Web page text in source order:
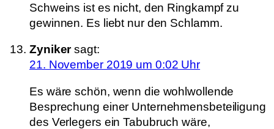
Schweins ist es nicht, den Ringkampf zu
gewinnen. Es liebt nur den Schlamm.
Zyniker sagt:
21. November 2019 um 0:02 Uhr
Es wäre schön, wenn die wohlwollende
Besprechung einer Unternehmensbeteiligung
des Verlegers ein Tabubruch wäre,